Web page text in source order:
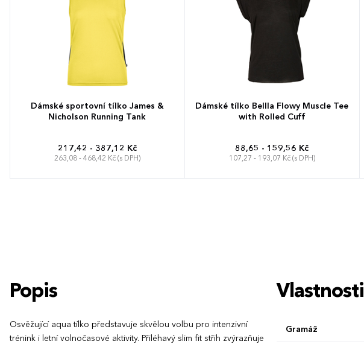
Dámské sportovní tílko James &
Nicholson Running Tank
217,42 - 387,12 Kč
263,08 - 468,42 Kč (s DPH)
Dámské tílko Bellla Flowy Muscle Tee
with Rolled Cuff
88,65 - 159,56 Kč
107,27 - 193,07 Kč (s DPH)
Popis
Osvěžující aqua tílko představuje skvělou volbu pro intenzivní
trénink i letní volnočasové aktivity. Přiléhavý slim fit střih zvýrazňuje
Vlastnosti
Gramáž